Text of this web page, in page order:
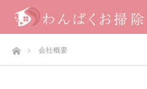
ホーム会社概要